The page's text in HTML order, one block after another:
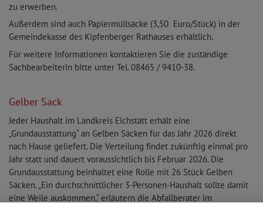
zu erwerben.
Außerdem sind auch Papiermüllsäcke (3,50 Euro/Stück) in der
Gemeindekasse des Kipfenberger Rathauses erhältlich.
Für weitere Informationen kontaktieren Sie die zuständige
Sachbearbeiterin bitte unter Tel. 08465 / 9410-38.
Gelber Sack
Jeder Haushalt im Landkreis Eichstätt erhält eine
„Grundausstattung“ an Gelben Säcken für das Jahr 2026 direkt
nach Hause geliefert. Die Verteilung findet zukünftig einmal pro
Jahr statt und dauert voraussichtlich bis Februar 2026. Die
Grundausstattung beinhaltet eine Rolle mit 26 Stück Gelben
Säcken. „Ein durchschnittlicher 3-Personen-Haushalt sollte damit
eine Weile auskommen,“ erläutern die Abfallberater im